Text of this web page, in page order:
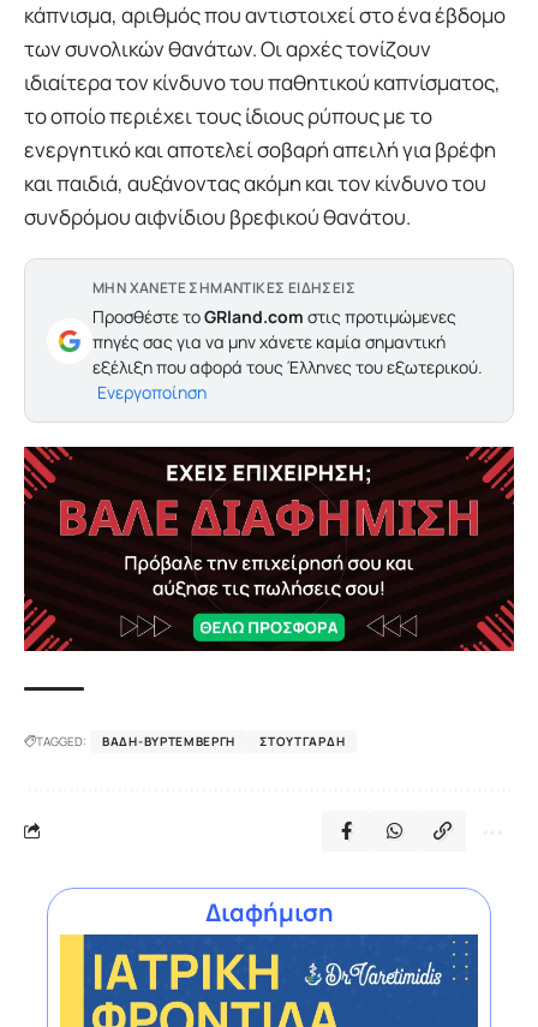
κάπνισμα, αριθμός που αντιστοιχεί στο ένα έβδομο
των συνολικών θανάτων. Οι αρχές τονίζουν
ιδιαίτερα τον κίνδυνο του παθητικού καπνίσματος,
το οποίο περιέχει τους ίδιους ρύπους με το
ενεργητικό και αποτελεί σοβαρή απειλή για βρέφη
και παιδιά, αυξάνοντας ακόμη και τον κίνδυνο του
συνδρόμου αιφνίδιου βρεφικού θανάτου.
ΜΗΝ ΧΑΝΕΤΕ ΣΗΜΑΝΤΙΚΕΣ ΕΙΔΗΣΕΙΣ
Προσθέστε τοGRland.com στις προτιμώμενες
πηγές σας για να μην χάνετε καμία σημαντική
εξέλιξη που αφορά τους Έλληνες του εξωτερικού.
Ενεργοποίηση
TAGGED: ΒΆΔΗ-ΒΥΡΤΕΜΒΈΡΓΗ ΣΤΟΥΤΓΆΡΔΗ
Διαφήμιση